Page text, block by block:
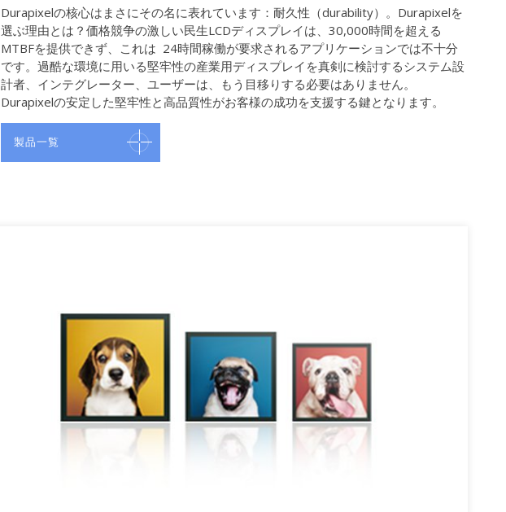
Durapixelの核心はまさにその名に表れています：耐久性（durability）。Durapixelを
選ぶ理由とは？価格競争の激しい民生LCDディスプレイは、30,000時間を超える
MTBFを提供できず、これは 24時間稼働が要求されるアプリケーションでは不十分
です。過酷な環境に用いる堅牢性の産業用ディスプレイを真剣に検討するシステム設
計者、インテグレーター、ユーザーは、もう目移りする必要はありません。
Durapixelの安定した堅牢性と高品質性がお客様の成功を支援する鍵となります。
製品一覧